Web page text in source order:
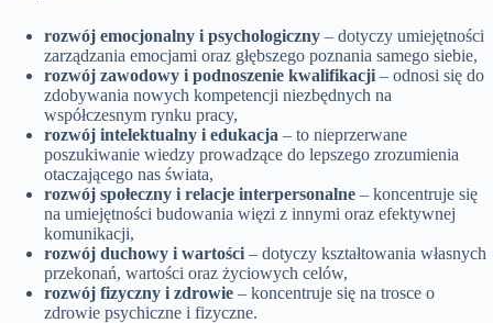
rozwój emocjonalny i psychologiczny – dotyczy umiejętności
zarządzania emocjami oraz głębszego poznania samego siebie,
rozwój zawodowy i podnoszenie kwalifikacji – odnosi się do
zdobywania nowych kompetencji niezbędnych na
współczesnym rynku pracy,
rozwój intelektualny i edukacja – to nieprzerwane
poszukiwanie wiedzy prowadzące do lepszego zrozumienia
otaczającego nas świata,
rozwój społeczny i relacje interpersonalne – koncentruje się
na umiejętności budowania więzi z innymi oraz efektywnej
komunikacji,
rozwój duchowy i wartości – dotyczy kształtowania własnych
przekonań, wartości oraz życiowych celów,
rozwój fizyczny i zdrowie – koncentruje się na trosce o
zdrowie psychiczne i fizyczne.